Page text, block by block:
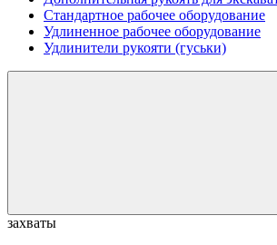
Стандартное рабочее оборудование
Удлиненное рабочее оборудование
Удлинители рукояти (гуськи)
захваты